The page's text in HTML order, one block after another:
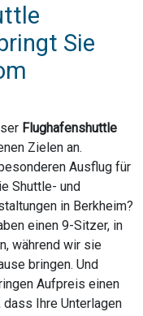
Sie
Flughafenshuttle
Zielen an.
Ausflug für
Shuttle- und
in Berkheim?
einen 9-Sitzer, in
während wir sie
bringen. Und
Aufpreis einen
Ihre Unterlagen